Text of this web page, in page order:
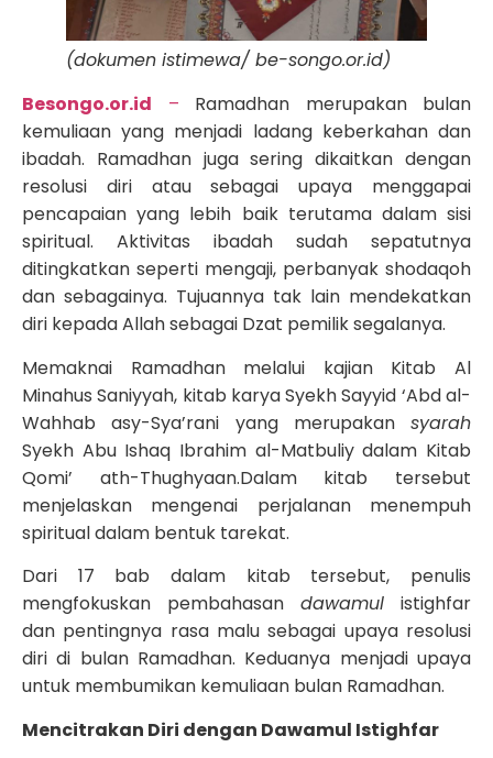
(dokumen istimewa/ be-songo.or.id)
Besongo.or.id – Ramadhan merupakan bulan
kemuliaan yang menjadi ladang keberkahan dan
ibadah. Ramadhan juga sering dikaitkan dengan
resolusi diri atau sebagai upaya menggapai
pencapaian yang lebih baik terutama dalam sisi
spiritual. Aktivitas ibadah sudah sepatutnya
ditingkatkan seperti mengaji, perbanyak shodaqoh
dan sebagainya. Tujuannya tak lain mendekatkan
diri kepada Allah sebagai Dzat pemilik segalanya.
Memaknai Ramadhan melalui kajian Kitab Al
Minahus Saniyyah, kitab karya Syekh Sayyid ‘Abd al-
Wahhab asy-Sya’rani yang merupakan syarah
Syekh Abu Ishaq Ibrahim al-Matbuliy dalam Kitab
Qomi’ ath-Thughyaan.Dalam kitab tersebut
menjelaskan mengenai perjalanan menempuh
spiritual dalam bentuk tarekat.
Dari 17 bab dalam kitab tersebut, penulis
mengfokuskan pembahasan dawamul istighfar
dan pentingnya rasa malu sebagai upaya resolusi
diri di bulan Ramadhan. Keduanya menjadi upaya
untuk membumikan kemuliaan bulan Ramadhan.
Mencitrakan Diri dengan Dawamul Istighfar